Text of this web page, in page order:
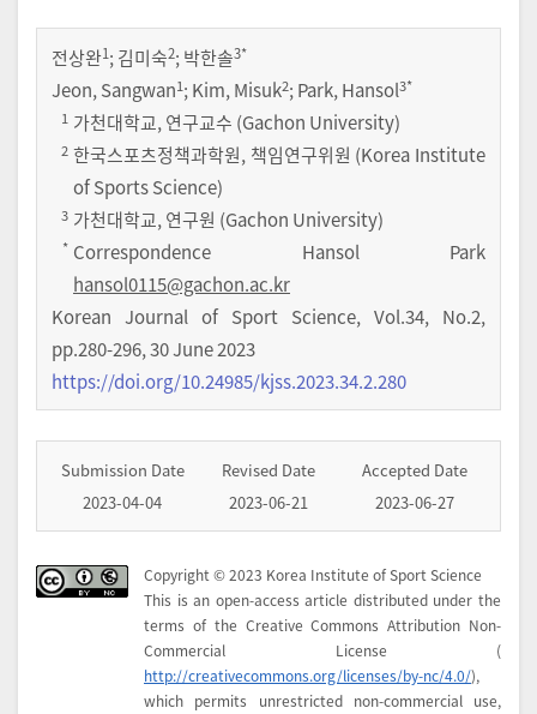
전상완1;김미숙2;박한솔3*
Jeon, Sangwan1; Kim, Misuk2; Park, Hansol3*
1 가천대학교, 연구교수 (Gachon University)
2 한국스포츠정책과학원, 책임연구위원 (Korea Institute
of Sports Science)
3 가천대학교, 연구원 (Gachon University)
* Correspondence Hansol Park
hansol0115@gachon.ac.kr
Korean Journal of Sport Science, Vol.34, No.2,
pp.280-296,30 June 2023
https://doi.org/10.24985/kjss.2023.34.2.280
Submission Date
2023-04-04
Revised Date
2023-06-21
Accepted Date
2023-06-27
Copyright © 2023 Korea Institute of Sport Science
This is an open-access article distributed under the
terms of the Creative Commons Attribution Non-
Commercial License (
http://creativecommons.org/licenses/by-nc/4.0/),
which permits unrestricted non-commercial use,